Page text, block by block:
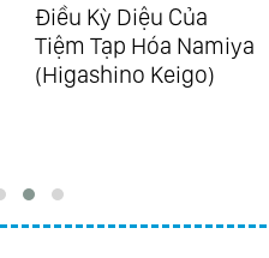
Điều Kỳ Diệu Của
Tiệm Tạp Hóa Namiya
(Higashino Keigo)